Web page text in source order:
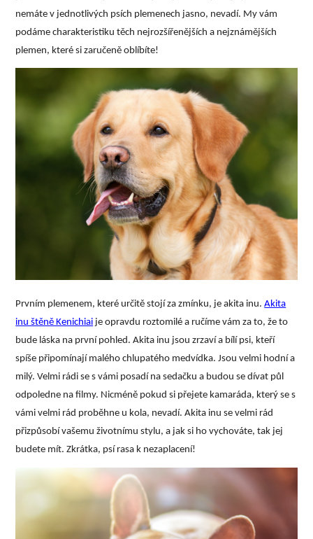
nemáte v jednotlivých psích plemenech jasno, nevadí. My vám
podáme charakteristiku těch nejrozšířenějších a nejznámějších
plemen, které si zaručeně oblíbíte!
Prvním plemenem, které určitě stojí za zmínku, je akita inu.Akita
inu štěně Kenichiai je opravdu roztomilé a ručíme vám za to, že to
bude láska na první pohled. Akita inu jsou zrzaví a bílí psi, kteří
spíše připomínají malého chlupatého medvídka. Jsou velmi hodní a
milý. Velmi rádi se s vámi posadí na sedačku a budou se dívat půl
odpoledne na filmy. Nicméně pokud si přejete kamaráda, který se s
vámi velmi rád proběhne u kola, nevadí. Akita inu se velmi rád
přizpůsobí vašemu životnímu stylu, a jak si ho vychováte, tak jej
budete mít. Zkrátka, psí rasa k nezaplacení!